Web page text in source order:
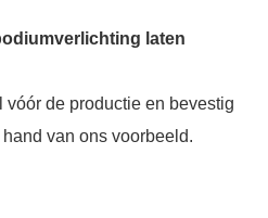
laten
vóór de productie en bevestig
van ons voorbeeld.